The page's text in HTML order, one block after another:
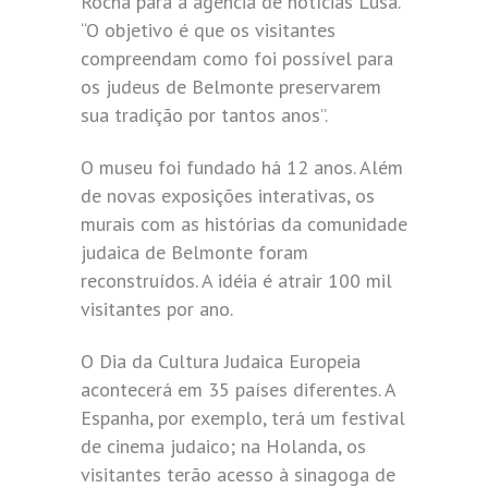
“O objetivo é que os visitantes
compreendam como foi possível para
os judeus de Belmonte preservarem
sua tradição por tantos anos”.
O museu foi fundado há 12 anos. Além
de novas exposições interativas, os
murais com as histórias da comunidade
judaica de Belmonte foram
reconstruídos. A idéia é atrair 100 mil
visitantes por ano.
O Dia da Cultura Judaica Europeia
acontecerá em 35 países diferentes. A
Espanha, por exemplo, terá um festival
de cinema judaico; na Holanda, os
visitantes terão acesso à sinagoga de